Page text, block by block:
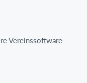
Vereinssoftware